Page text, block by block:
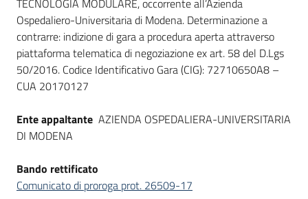
English
site
Seguici
su
TECNOLOGIA MODULARE, occorrente all’Azienda
Ospedaliero-Universitaria di Modena. Determinazione a
contrarre: indizione di gara a procedura aperta attraverso
piattaforma telematica di negoziazione ex art. 58 del D.Lgs
50/2016. Codice Identificativo Gara (CIG): 72710650A8 –
CUA 20170127
Ente appaltante AZIENDA OSPEDALIERA-UNIVERSITARIA
DI MODENA
Bando rettificato
Comunicato di proroga prot. 26509-17